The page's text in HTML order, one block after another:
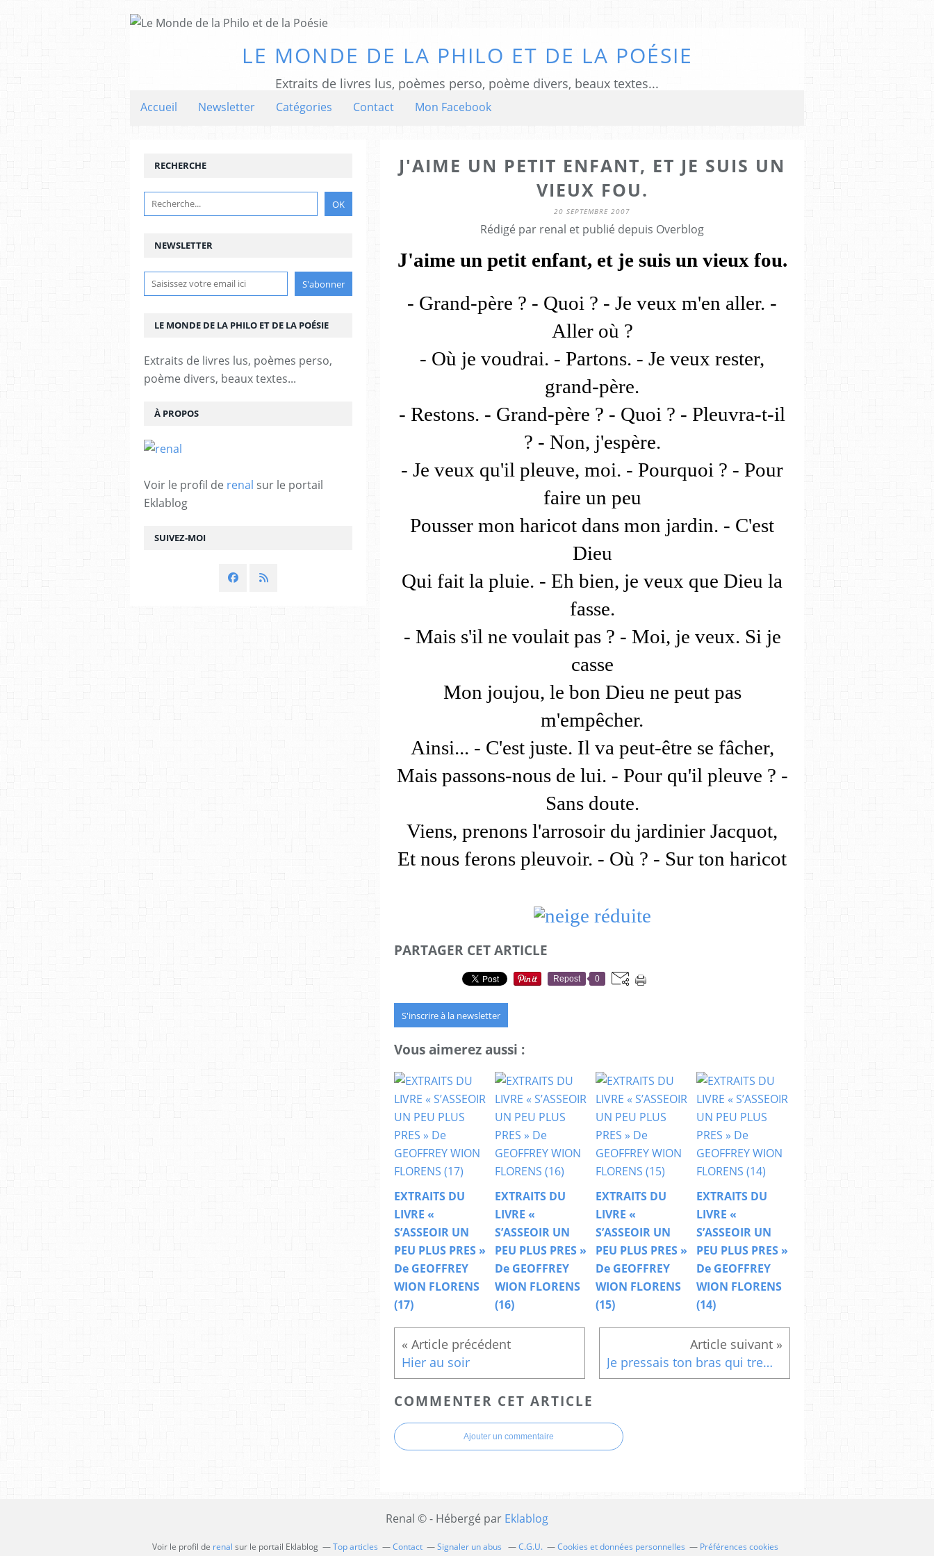
LE MONDE DE LA PHILO ET DE LA POÉSIE
Extraits de livres lus, poèmes perso, poème divers, beaux textes...
Accueil Newsletter Catégories Contact Mon Facebook
J'AIME UN PETIT ENFANT, ET JE SUIS UN
VIEUX FOU.
20 SEPTEMBRE 2007
Rédigé par renal et publié depuis Overblog
J'aime un petit enfant, et je suis un vieux fou.
- Grand-père ? - Quoi ? - Je veux m'en aller. -
Aller où ?
- Où je voudrai. - Partons. - Je veux rester,
grand-père.
- Restons. - Grand-père ? - Quoi ? - Pleuvra-t-il
? - Non, j'espère.
- Je veux qu'il pleuve, moi. - Pourquoi ? - Pour
faire un peu
Pousser mon haricot dans mon jardin. - C'est
Dieu
Qui fait la pluie. - Eh bien, je veux que Dieu la
fasse.
- Mais s'il ne voulait pas ? - Moi, je veux. Si je
casse
Mon joujou, le bon Dieu ne peut pas
m'empêcher.
Ainsi... - C'est juste. Il va peut-être se fâcher,
Mais passons-nous de lui. - Pour qu'il pleuve ? -
Sans doute.
Viens, prenons l'arrosoir du jardinier Jacquot,
Et nous ferons pleuvoir. - Où ? - Sur ton haricot
PARTAGER CET ARTICLE
Repost 0
S'inscrire à la newsletter
Vous aimerez aussi :
EXTRAITS DU
LIVRE «
S’ASSEOIR UN
PEU PLUS PRES »
De GEOFFREY
WION FLORENS
(17)
EXTRAITS DU
LIVRE «
S’ASSEOIR UN
PEU PLUS PRES »
De GEOFFREY
WION FLORENS
(16)
EXTRAITS DU
LIVRE «
S’ASSEOIR UN
PEU PLUS PRES »
De GEOFFREY
WION FLORENS
(15)
EXTRAITS DU
LIVRE «
S’ASSEOIR UN
PEU PLUS PRES »
De GEOFFREY
WION FLORENS
(14)
Hier au soir Je pressais ton bras qui tremble
COMMENTER CET ARTICLE
Ajouter un commentaire
NEWSLETTER
SUIVEZ-MOI
RECHERCHE
LE MONDE DE LA PHILO ET DE LA POÉSIE
Extraits de livres lus, poèmes perso,
poème divers, beaux textes...
À PROPOS
Voir le profil de renal sur le portail
Eklablog
Renal © - Hébergé par Eklablog
Voir le profil de renal sur le portail Eklablog Top articles Contact Signaler un abus C.G.U. Cookies et données personnelles Préférences cookies